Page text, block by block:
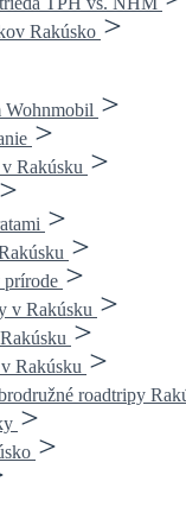
Rakúsko
Wohnmobil
Rakúsku
prírode
v Rakúsku
Rakúsku
roadtripy